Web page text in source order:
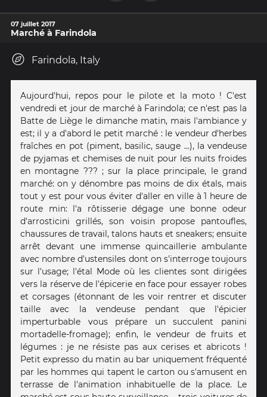
07 juillet 2017
Marché à Farindola
Farindola, Italy
Aujourd'hui, repos pour le pilote et la moto ! C'est
vendredi et jour de marché à Farindola; ce n'est pas la
Batte de Liège le dimanche matin, mais l'ambiance y
est; il y a d'abord le petit marché : le vendeur d'herbes
fraîches en pot (piment, basilic, sauge ...), la vendeuse
de pyjamas et chemises de nuit pour les nuits froides
en montagne ??? ; sur la place principale, le grand
marché: on y dénombre pas moins de dix étals, mais
tout y est pour vous éviter d'aller en ville à 1 heure de
route min: l'a rôtisserie dégage une bonne odeur
d'arrosticini grillés, son voisin propose pantoufles,
chaussures de travail, talons hauts et sneakers; ensuite
arrêt devant une immense quincaillerie ambulante
avec nombre d'ustensiles dont on s'interroge toujours
sur l'usage; l'étal Mode où les clientes sont dirigées
vers la réserve de l'épicerie en face pour essayer robes
et corsages (étonnant de les voir rentrer et discuter
taille avec la vendeuse pendant que l'épicier
imperturbable vous prépare un succulent panini
mortadelle-fromage); enfin, le vendeur de fruits et
légumes : je ne résiste pas aux cerises et abricots !
Petit expresso du matin au bar uniquement fréquenté
par les hommes qui tapent le carton ou s'amusent en
terrasse de l'animation inhabituelle de la place. Le